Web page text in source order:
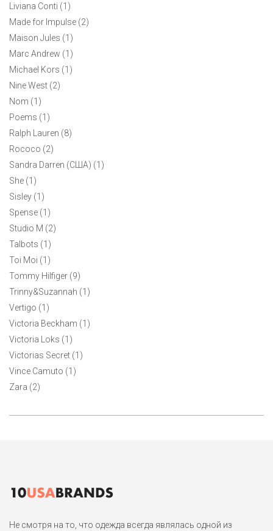
Liviana Conti (1)
Made for Impulse (2)
Maison Jules (1)
Marc Andrew (1)
Michael Kors (1)
Nine West (2)
Nom (1)
Poems (1)
Ralph Lauren (8)
Rococo (2)
Sandra Darren (США) (1)
She (1)
Sisley (1)
Spense (1)
Studio M (2)
Talbots (1)
Toi Moi (1)
Tommy Hilfiger (9)
Trinny&Suzannah (1)
Vertigo (1)
Victoria Beckham (1)
Victoria Loks (1)
Victorias Secret (1)
Vince Camuto (1)
Zara (2)
Не смотря на то, что одежда всегда являлась одной из